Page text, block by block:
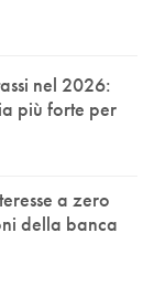
nel 2026:
più forte per
a zero
della banca